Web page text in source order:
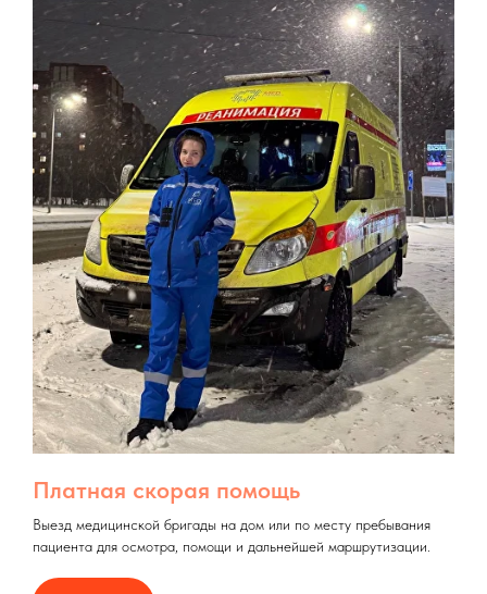
Платная скорая помощь
Выезд медицинской бригады на дом или по месту пребывания
пациента для осмотра, помощи и дальнейшей маршрутизации.